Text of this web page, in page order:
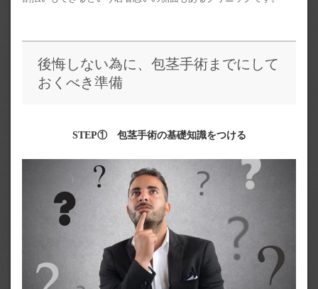
後悔しない為に、包茎手術までにして
おくべき準備
STEP① 包茎手術の基礎知識をつける